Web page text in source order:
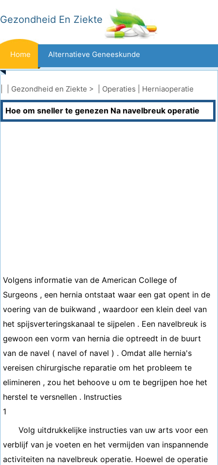
Gezondheid En Ziekte
Home Alternatieve Geneeskunde
Beten En Steken Kanker
Aandoeningen En Behandelingen Mond- En Tandzorg
Gezondheid en Ziekte > | Operaties Herniaoperatie
Hoe om sneller te genezen Na navelbreuk operatie
Volgens informatie van de American College of
Surgeons , een hernia ontstaat waar een gat opent in de
voering van de buikwand , waardoor een klein deel van
het spijsverteringskanaal te sijpelen . Een navelbreuk is
gewoon een vorm van hernia die optreedt in de buurt
van de navel ( navel of navel ) . Omdat alle hernia's
vereisen chirurgische reparatie om het probleem te
elimineren , zou het behoove u om te begrijpen hoe het
herstel te versnellen . Instructies
1
Volg uitdrukkelijke instructies van uw arts voor een
verblijf van je voeten en het vermijden van inspannende
activiteiten na navelbreuk operatie. Hoewel de operatie